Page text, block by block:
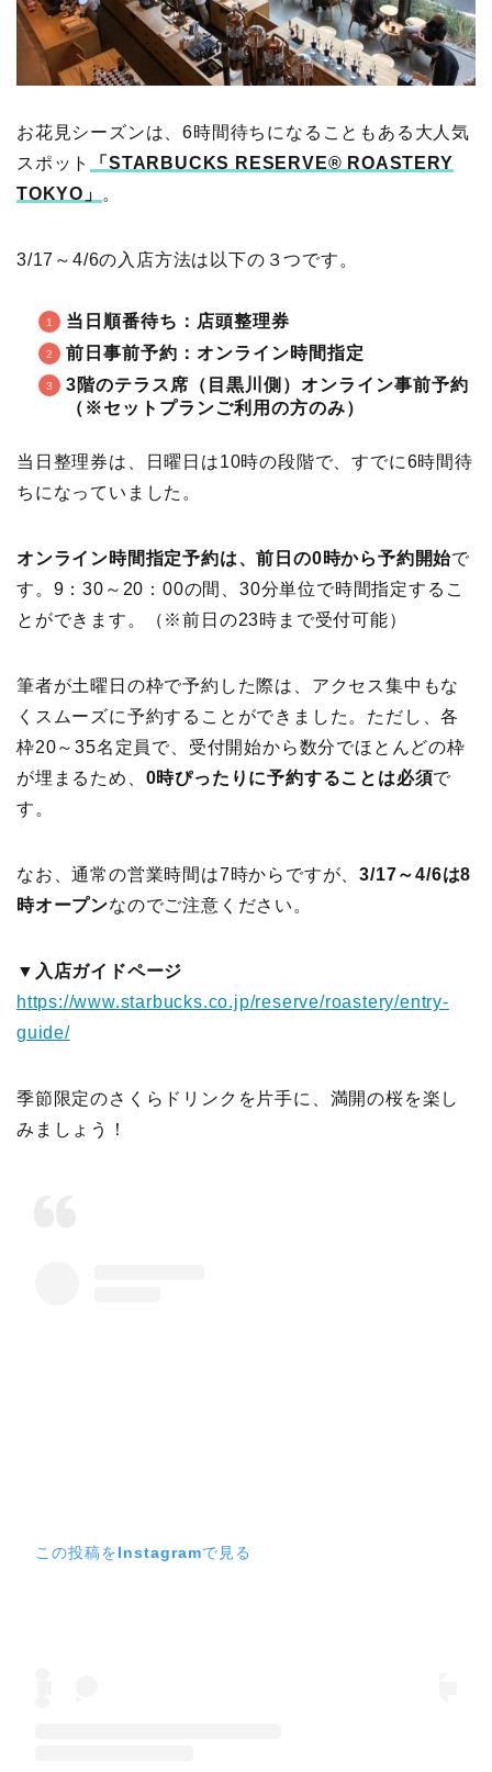
お花見シーズンは、6時間待ちになることもある大人気
スポット
「STARBUCKS RESERVE® ROASTERY
TOKYO」
。
3/17～4/6の入店方法は以下の３つです。
当日順番待ち：店頭整理券
前日事前予約：オンライン時間指定
3階のテラス席（目黒川側）オンライン事前予約
（※セットプランご利用の方のみ）
当日整理券は、日曜日は10時の段階で、すでに6時間待
ちになっていました。
オンライン時間指定予約は、前日の0時から予約開始で
す。9：30～20：00の間、30分単位で時間指定するこ
とができます。（※前日の23時まで受付可能）
筆者が土曜日の枠で予約した際は、アクセス集中もな
くスムーズに予約することができました。ただし、各
枠20～35名定員で、受付開始から数分でほとんどの枠
が埋まるため、 0時ぴったりに予約することは必須で
す。
なお、通常の営業時間は7時からですが、3/17～4/6は8
時オープンなのでご注意ください。
▼入店ガイドページ
https://www.starbucks.co.jp/reserve/roastery/entry-
guide/
季節限定のさくらドリンクを片手に、満開の桜を楽し
みましょう！
この投稿をInstagramで見る